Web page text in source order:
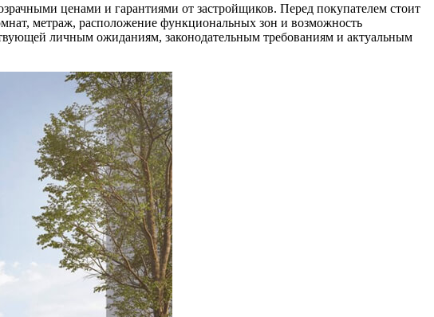
ценами и гарантиями от застройщиков. Перед покупателем стоит
метраж, расположение функциональных зон и возможность
личным ожиданиям, законодательным требованиям и актуальным